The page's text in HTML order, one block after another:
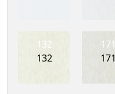
132
132
171
171